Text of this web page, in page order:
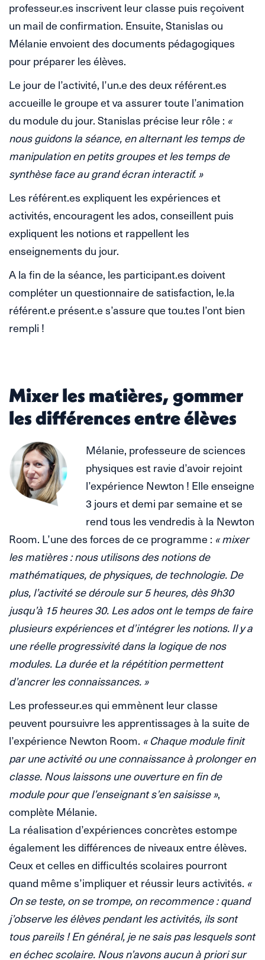
professeur.es inscrivent leur classe puis reçoivent
un mail de confirmation. Ensuite, Stanislas ou
Mélanie envoient des documents pédagogiques
pour préparer les élèves.
Le jour de l’activité, l’un.e des deux référent.es
accueille le groupe et va assurer toute l’animation
du module du jour. Stanislas précise leur rôle : «
nous guidons la séance, en alternant les temps de
manipulation en petits groupes et les temps de
synthèse face au grand écran interactif. »
Les référent.es expliquent les expériences et
activités, encouragent les ados, conseillent puis
expliquent les notions et rappellent les
enseignements du jour.
A la fin de la séance, les participant.es doivent
compléter un questionnaire de satisfaction, le.la
référent.e présent.e s’assure que tou.tes l’ont bien
rempli !
Mixer les matières, gommer
les différences entre élèves
Mélanie, professeure de sciences
physiques est ravie d’avoir rejoint
l’expérience Newton ! Elle enseigne
3 jours et demi par semaine et se
rend tous les vendredis à la Newton
Room. L’une des forces de ce programme : « mixer
les matières : nous utilisons des notions de
mathématiques, de physiques, de technologie. De
plus, l’activité se déroule sur 5 heures, dès 9h30
jusqu’à 15 heures 30. Les ados ont le temps de faire
plusieurs expériences et d’intégrer les notions. Il y a
une réelle progressivité dans la logique de nos
modules. La durée et la répétition permettent
d’ancrer les connaissances. »
Les professeur.es qui emmènent leur classe
peuvent poursuivre les apprentissages à la suite de
l’expérience Newton Room. « Chaque module finit
par une activité ou une connaissance à prolonger en
classe. Nous laissons une ouverture en fin de
module pour que l’enseignant s’en saisisse »,
complète Mélanie.
La réalisation d’expériences concrètes estompe
également les différences de niveaux entre élèves.
Ceux et celles en difficultés scolaires pourront
quand même s’impliquer et réussir leurs activités. «
On se teste, on se trompe, on recommence : quand
j’observe les élèves pendant les activités, ils sont
tous pareils ! En général, je ne sais pas lesquels sont
en échec scolaire. Nous n’avons aucun à priori sur